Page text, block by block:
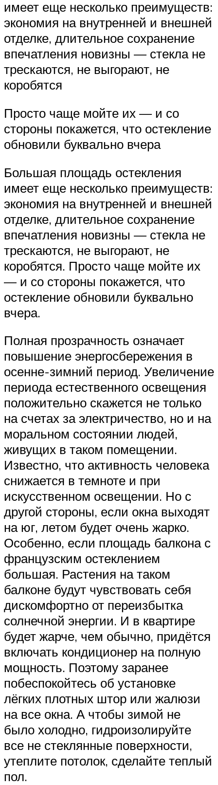
имеет еще несколько преимуществ:
экономия на внутренней и внешней
отделке, длительное сохранение
впечатления новизны — стекла не
трескаются, не выгорают, не
коробятся
Просто чаще мойте их — и со
стороны покажется, что остекление
обновили буквально вчера
Большая площадь остекления
имеет еще несколько преимуществ:
экономия на внутренней и внешней
отделке, длительное сохранение
впечатления новизны — стекла не
трескаются, не выгорают, не
коробятся. Просто чаще мойте их
— и со стороны покажется, что
остекление обновили буквально
вчера.
Полная прозрачность означает
повышение энергосбережения в
осенне-зимний период. Увеличение
периода естественного освещения
положительно скажется не только
на счетах за электричество, но и на
моральном состоянии людей,
живущих в таком помещении.
Известно, что активность человека
снижается в темноте и при
искусственном освещении. Но с
другой стороны, если окна выходят
на юг, летом будет очень жарко.
Особенно, если площадь балкона с
французским остеклением
большая. Растения на таком
балконе будут чувствовать себя
дискомфортно от переизбытка
солнечной энергии. И в квартире
будет жарче, чем обычно, придётся
включать кондиционер на полную
мощность. Поэтому заранее
побеспокойтесь об установке
лёгких плотных штор или жалюзи
на все окна. А чтобы зимой не
было холодно, гидроизолируйте
все не стеклянные поверхности,
утеплите потолок, сделайте теплый
пол.